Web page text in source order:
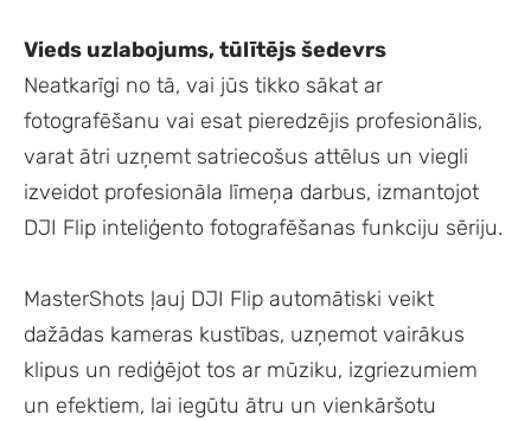
Vieds uzlabojums, tūlītējs šedevrs
Neatkarīgi no tā, vai jūs tikko sākat ar
fotografēšanu vai esat pieredzējis profesionālis,
varat ātri uzņemt satriecošus attēlus un viegli
izveidot profesionāla līmeņa darbus, izmantojot
DJI Flip inteliģento fotografēšanas funkciju sēriju.
MasterShots ļauj DJI Flip automātiski veikt
dažādas kameras kustības, uzņemot vairākus
klipus un rediģējot tos ar mūziku, izgriezumiem
un efektiem, lai iegūtu ātru un vienkāršotu